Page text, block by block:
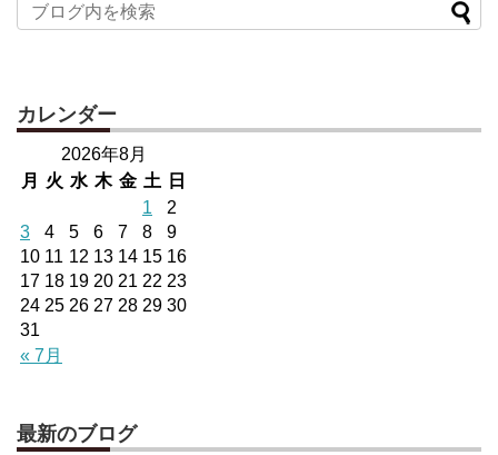
カレンダー
2026年8月
月
火 水 木 金 土 日
« 7月
1
2
3
4 5 6 7 8
9
10 11 12 13 14 15 16
17 18 19 20 21 22 23
24 25 26 27 28 29 30
31
最新のブログ